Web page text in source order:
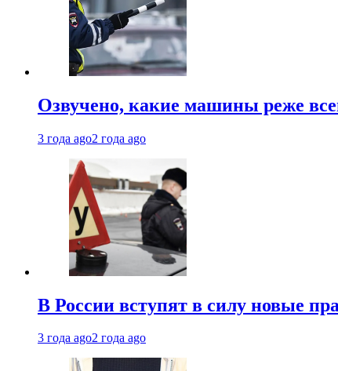
Озвучено, какие машины реже
3 года ago2 года ago
В России вступят в силу новые
3 года ago2 года ago